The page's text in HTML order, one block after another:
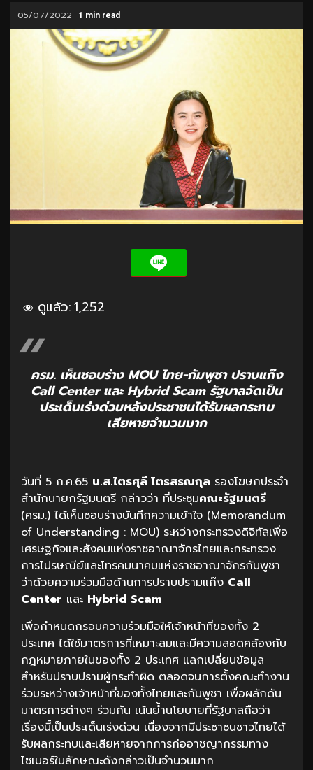
05/07/2022 1 min read
ดูแล้ว:1,252
ครม. เห็นชอบร่าง MOU ไทย-กัมพูชา ปราบแก๊ง
Call Center และ Hybrid Scam รัฐบาลจัดเป็น
ประเด็นเร่งด่วนหลังประชาชนได้รับผลกระทบ
เสียหายจำนวนมาก
วันที่ 5 ก.ค.65 น.ส.ไตรศุลี ไตรสรณกุล รองโฆษกประจำ
สำนักนายกรัฐมนตรี กล่าวว่า ที่ประชุมคณะรัฐมนตรี
(ครม.) ได้เห็นชอบร่างบันทึกความเข้าใจ (Memorandum
of Understanding : MOU) ระหว่างกระทรวงดิจิทัลเพื่อ
เศรษฐกิจและสังคมแห่งราชอาณาจักรไทยและกระทรวง
การไปรษณีย์และโทรคมนาคมแห่งราชอาณาจักรกัมพูชา
ว่าด้วยความร่วมมือด้านการปราบปรามแก๊ง Call
Center และ Hybrid Scam
เพื่อกำหนดกรอบความร่วมมือให้เจ้าหน้าที่ของทั้ง 2
ประเทศ ได้ใช้มาตรการที่เหมาะสมและมีความสอดคล้องกับ
กฎหมายภายในของทั้ง 2 ประเทศ แลกเปลี่ยนข้อมูล
สำหรับปราบปรามผู้กระทำผิด ตลอดจนการตั้งคณะทำงาน
ร่วมระหว่างเจ้าหน้าที่ของทั้งไทยและกัมพูชา เพื่อผลักดัน
มาตรการต่างๆ ร่วมกัน เน้นย้ำนโยบายที่รัฐบาลถือว่า
เรื่องนี้เป็นประเด็นเร่งด่วน เนื่องจากมีประชาชนชาวไทยได้
รับผลกระทบและเสียหายจากการก่ออาชญากรรมทาง
ไซเบอร์ในลักษณะดังกล่าวเป็นจำนวนมาก